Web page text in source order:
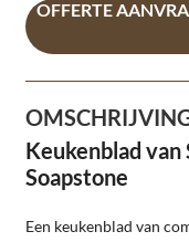
OFFERTE
Keukenblad van
Soapstone
Een keukenblad van